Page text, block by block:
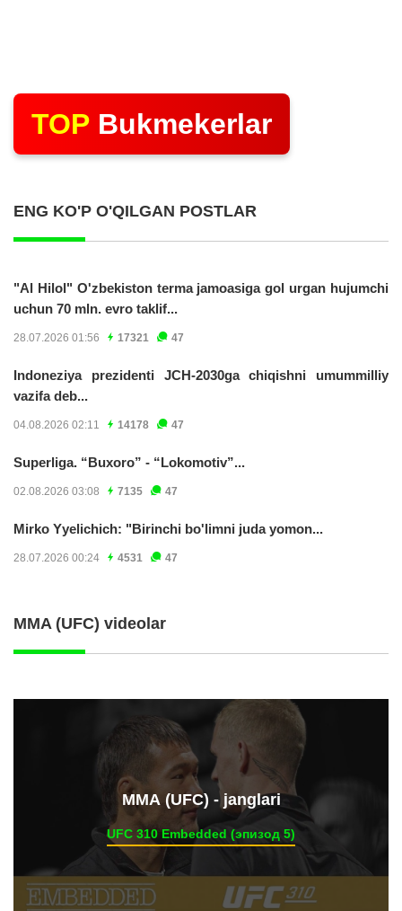
TOP Bukmekerlar
ENG KO'P O'QILGAN POSTLAR
"Al Hilol" O'zbekiston terma jamoasiga gol urgan hujumchi
uchun 70 mln. evro taklif...
28.07.2026 01:56 17321 47
Indoneziya prezidenti JCH-2030ga chiqishni umummilliy
vazifa deb...
04.08.2026 02:11 14178 47
Superliga. “Buxoro” - “Lokomotiv”...
02.08.2026 03:08 7135 47
Mirko Yyelichich: "Birinchi bo'limni juda yomon...
28.07.2026 00:24 4531 47
MMA (UFC) videolar
ММА (UFC) - janglari
UFC 310 Embedded (эпизод 5)